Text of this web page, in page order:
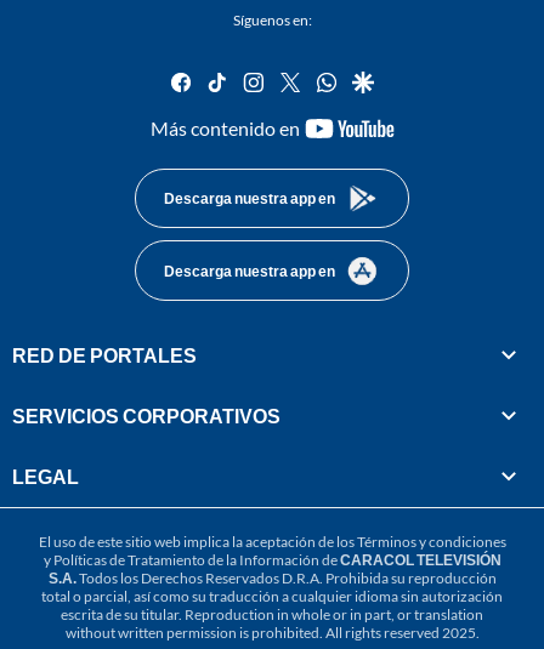
Síguenos en:
facebook
tiktok instagram
twitterwhatsapp
google
Más contenido en
youtube-
Descarga nuestra app en
Descarga nuestra app en
RED DE PORTALES
SERVICIOS CORPORATIVOS
LEGAL
El uso de este sitio web implica la aceptación de losTérminos y condiciones
y Políticas de Tratamiento de la Información deCARACOL TELEVISIÓN
S.A.Todos los Derechos Reservados D.R.A. Prohibida su reproducción
total o parcial, así como su traducción a cualquier idioma sin autorización
escrita de su titular. Reproduction in whole or in part, or translation
without written permission is prohibited. All rights reserved 2025.